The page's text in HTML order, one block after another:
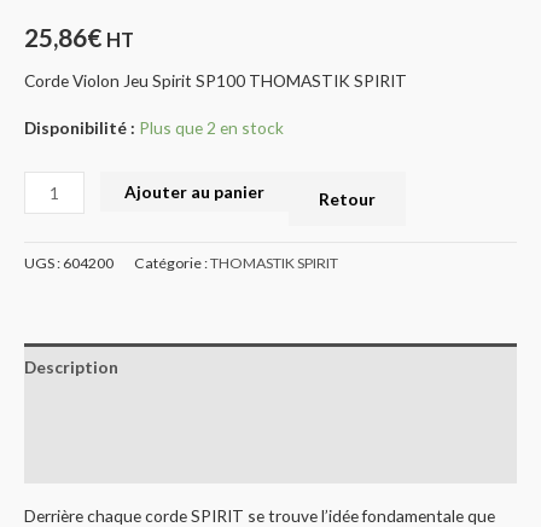
25,86€ HT
Corde Violon Jeu Spirit SP100 THOMASTIK SPIRIT
Disponibilité : Plus que 2 en stock
Ajouter au panier Retour
UGS : 604200 Catégorie :THOMASTIK SPIRIT
Description
Derrière chaque corde SPIRIT se trouve l’idée fondamentale que